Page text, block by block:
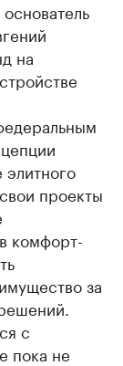
на
элитного
проекты
комфорт-
за
с
пока не